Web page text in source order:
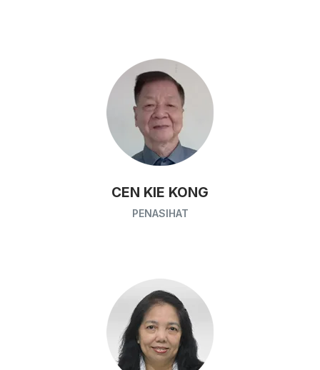
CEN KIE KONG
PENASIHAT